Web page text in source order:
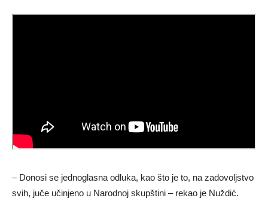
– Donosi se jednoglasna odluka, kao što je to, na zadovoljstvo
svih, juče učinjeno u Narodnoj skupštini – rekao je Nuždić.